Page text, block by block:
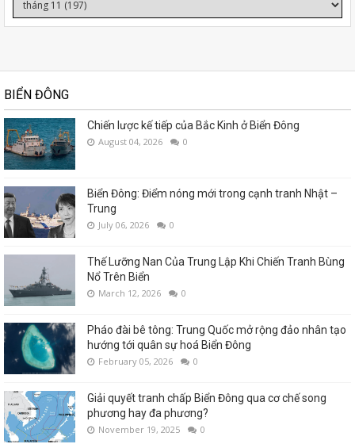
BIỂN ĐÔNG
Chiến lược kế tiếp của Bắc Kinh ở Biển Đông
August 04, 2026 0
Biển Đông: Điểm nóng mới trong cạnh tranh Nhật –
Trung
July 06, 2026 0
Thế Lưỡng Nan Của Trung Lập Khi Chiến Tranh Bùng
Nổ Trên Biển
March 12, 2026 0
Pháo đài bê tông: Trung Quốc mở rộng đảo nhân tạo
hướng tới quân sự hoá Biển Đông
February 05, 2026 0
Giải quyết tranh chấp Biển Đông qua cơ chế song
phương hay đa phương?
November 19, 2025 0